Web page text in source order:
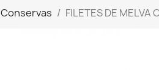
Conservas FILETES DE MELVA